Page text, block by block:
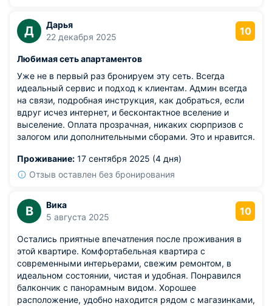
Д
Дарья
22 декабря 2025
10
Любимая сеть апартаментов
Уже не в первый раз бронируем эту сеть. Всегда
идеальный сервис и подход к клиентам. Админ всегда
на связи, подробная инструкция, как добраться, если
вдруг исчез интернет, и бесконтактное вселение и
выселение. Оплата прозрачная, никаких сюрпризов с
залогом или дополнительными сборами. Это и нравится.
Проживание: 17 сентября 2025 (4 дня)
Отзыв оставлен без бронирования
В
Вика
5 августа 2025
10
Остались приятные впечатления после проживания в
этой квартире. Комфортабельная квартира с
современными интерьерами, свежим ремонтом, в
идеальном состоянии, чистая и удобная. Понравился
балкончик с панорамным видом. Хорошее
расположение, удобно находится рядом с магазинками,